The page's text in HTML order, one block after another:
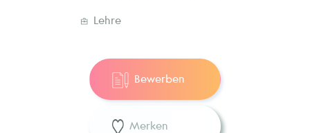
Lehre
Bewerben
Merken